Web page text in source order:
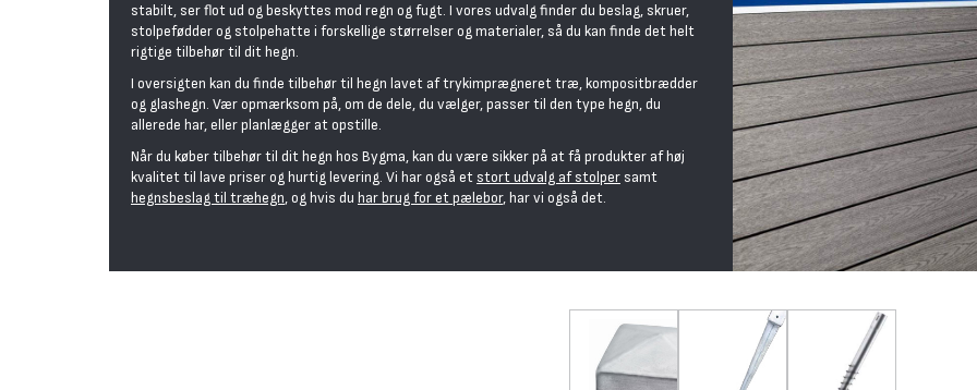
stabilt, ser flot ud og beskyttes mod regn og fugt. I vores udvalg finder du beslag, skruer,
stolpefødder og stolpehatte i forskellige størrelser og materialer, så du kan finde det helt
rigtige tilbehør til dit hegn.
I oversigten kan du finde tilbehør til hegn lavet af trykimprægneret træ, kompositbrædder
og glashegn. Vær opmærksom på, om de dele, du vælger, passer til den type hegn, du
allerede har, eller planlægger at opstille.
Når du køber tilbehør til dit hegn hos Bygma, kan du være sikker på at få produkter af høj
kvalitet til lave priser og hurtig levering. Vi har også et stort udvalg af stolper samt
hegnsbeslag til træhegn, og hvis du har brug for et pælebor, har vi også det.